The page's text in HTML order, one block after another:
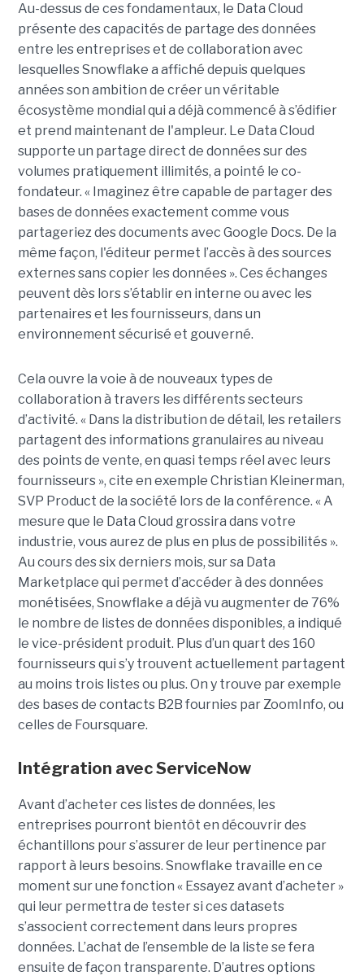
Au-dessus de ces fondamentaux, le Data Cloud
présente des capacités de partage des données
entre les entreprises et de collaboration avec
lesquelles Snowflake a affiché depuis quelques
années son ambition de créer un véritable
écosystème mondial qui a déjà commencé à s’édifier
et prend maintenant de l'ampleur. Le Data Cloud
supporte un partage direct de données sur des
volumes pratiquement illimités, a pointé le co-
fondateur. « Imaginez être capable de partager des
bases de données exactement comme vous
partageriez des documents avec Google Docs. De la
même façon, l'éditeur permet l’accès à des sources
externes sans copier les données ». Ces échanges
peuvent dès lors s’établir en interne ou avec les
partenaires et les fournisseurs, dans un
environnement sécurisé et gouverné.
Cela ouvre la voie à de nouveaux types de
collaboration à travers les différents secteurs
d’activité. « Dans la distribution de détail, les retailers
partagent des informations granulaires au niveau
des points de vente, en quasi temps réel avec leurs
fournisseurs », cite en exemple Christian Kleinerman,
SVP Product de la société lors de la conférence. « A
mesure que le Data Cloud grossira dans votre
industrie, vous aurez de plus en plus de possibilités ».
Au cours des six derniers mois, sur sa Data
Marketplace qui permet d’accéder à des données
monétisées, Snowflake a déjà vu augmenter de 76%
le nombre de listes de données disponibles, a indiqué
le vice-président produit. Plus d’un quart des 160
fournisseurs qui s’y trouvent actuellement partagent
au moins trois listes ou plus. On y trouve par exemple
des bases de contacts B2B fournies par ZoomInfo, ou
celles de Foursquare.
Intégration avec ServiceNow
Avant d’acheter ces listes de données, les
entreprises pourront bientôt en découvrir des
échantillons pour s’assurer de leur pertinence par
rapport à leurs besoins. Snowflake travaille en ce
moment sur une fonction « Essayez avant d’acheter »
qui leur permettra de tester si ces datasets
s’associent correctement dans leurs propres
données. L’achat de l’ensemble de la liste se fera
ensuite de façon transparente. D’autres options